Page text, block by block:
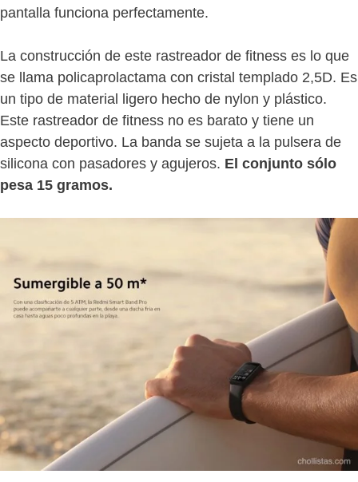
pantalla funciona perfectamente.
La construcción de este rastreador de fitness es lo que
se llama policaprolactama con cristal templado 2,5D. Es
un tipo de material ligero hecho de nylon y plástico.
Este rastreador de fitness no es barato y tiene un
aspecto deportivo. La banda se sujeta a la pulsera de
silicona con pasadores y agujeros. El conjunto sólo
pesa 15 gramos.